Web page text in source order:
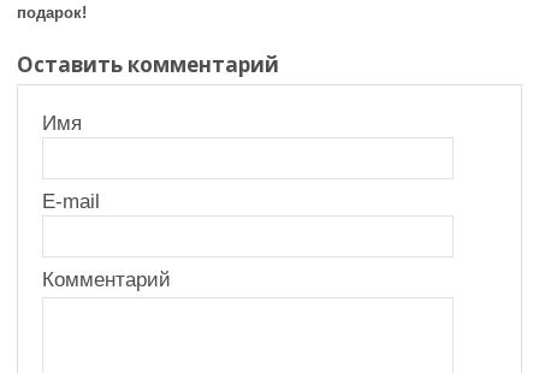
подарок!
Оставить комментарий
Имя
E-mail
Комментарий